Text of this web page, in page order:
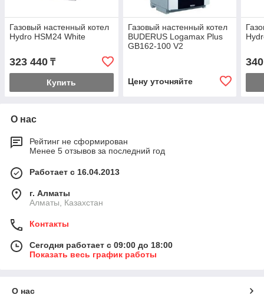
Газовый настенный котел
Hydro HSM24 White
323 440 ₸
Купить
Газовый настенный котел
BUDERUS Logamax Plus
GB162-100 V2
Цену уточняйте
О нас
Рейтинг не сформирован
Менее 5 отзывов за последний год
Работает с 16.04.2013
г. Алматы
Алматы, Казахстан
Контакты
Сегодня работает с 09:00 до 18:00
Показать весь график работы
О нас